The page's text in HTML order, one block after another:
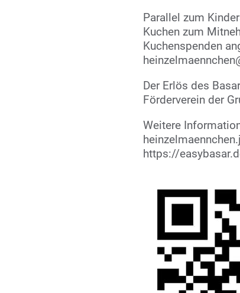
Parallel zum
Kuchen zum
Kuchenspenden
Der Erlös des
Förderverein der
Weitere
https://